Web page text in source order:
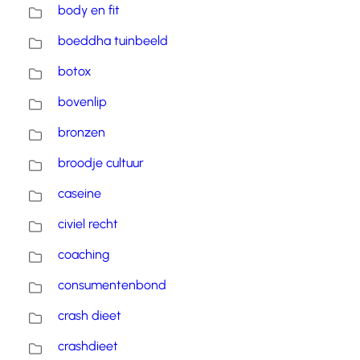
body en fit
boeddha tuinbeeld
botox
bovenlip
bronzen
broodje cultuur
caseine
civiel recht
coaching
consumentenbond
crash dieet
crashdieet